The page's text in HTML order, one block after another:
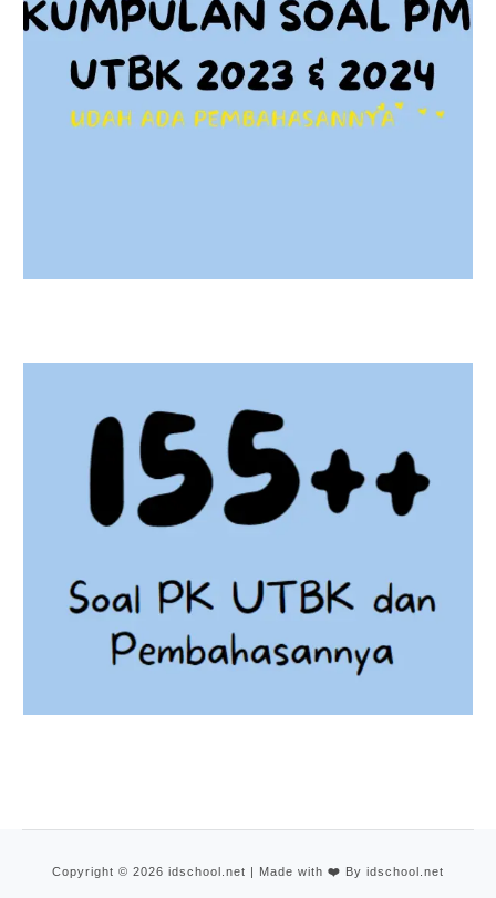
Copyright © 2026 idschool.net | Made with ❤️ By idschool.net